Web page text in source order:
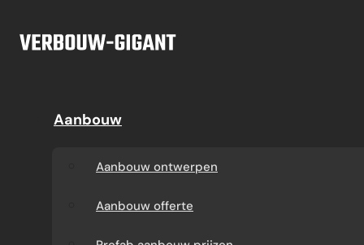
Aanbouw
Aanbouw offerte
Prefab aanbouw
Aanbouw
Aanbouw ontwerpen
Aanbouw offerte